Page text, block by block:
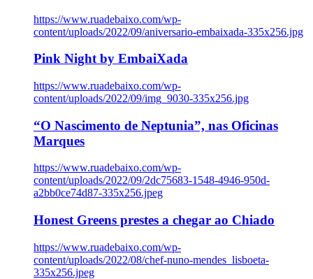
https://www.ruadebaixo.com/wp-
content/uploads/2022/09/aniversario-embaixada-335x256.jpg
Pink Night by EmbaiXada
https://www.ruadebaixo.com/wp-
content/uploads/2022/09/img_9030-335x256.jpg
“O Nascimento de Neptunia”, nas Oficinas
Marques
https://www.ruadebaixo.com/wp-
content/uploads/2022/09/2dc75683-1548-4946-950d-
a2bb0ce74d87-335x256.jpeg
Honest Greens prestes a chegar ao Chiado
https://www.ruadebaixo.com/wp-
content/uploads/2022/08/chef-nuno-mendes_lisboeta-
335x256.jpeg